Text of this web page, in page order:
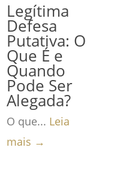
Legítima
Defesa
Putativa: O
Que É e
Quando
Pode Ser
Alegada?
O que... Leia
mais →